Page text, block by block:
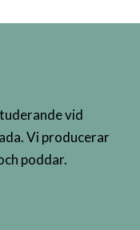
vid
Vi producerar
poddar.